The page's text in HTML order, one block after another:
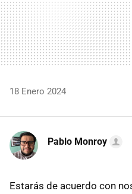
18 Enero 2024
Pablo Monroy
Estarás de acuerdo con